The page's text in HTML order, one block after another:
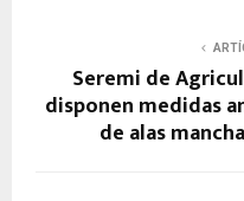
Seremi de
disponen medidas
de alas